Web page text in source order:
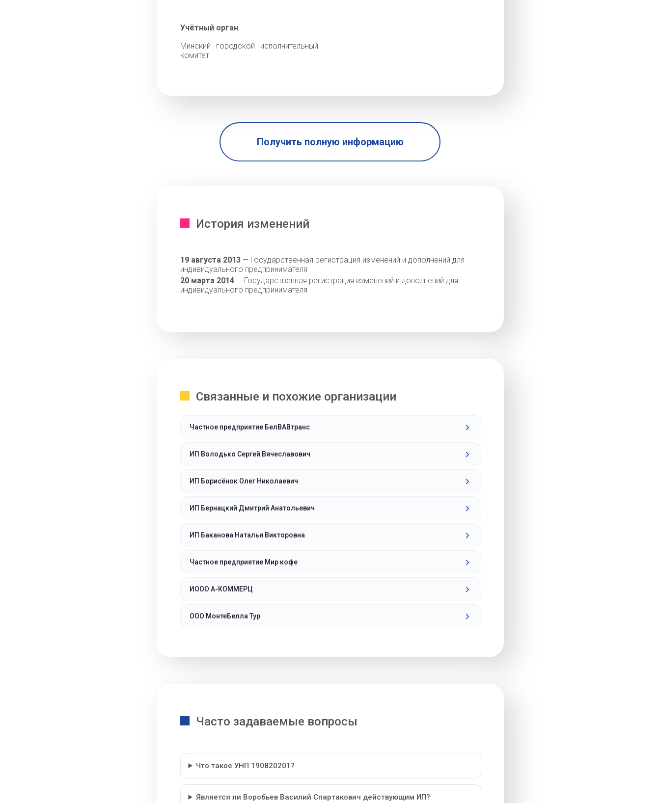
Учётный орган
Минский городской исполнительный
комитет
Получить полную информацию
История изменений
19 августа 2013— Государственная регистрация изменений и дополнений для
индивидуального предпринимателя
20 марта 2014— Государственная регистрация изменений и дополнений для
индивидуального предпринимателя
Связанные и похожие организации
Частное предприятие БелВАВтранс
ИП Володько Сергей Вячеславович
ИП Борисёнок Олег Николаевич
ИП Бернацкий Дмитрий Анатольевич
ИП Баканова Наталья Викторовна
Частное предприятие Мир кофе
ИООО А-КОММЕРЦ
ООО МонтеБелла Тур
Часто задаваемые вопросы
Что такое УНП 190820201?
Является ли Воробьев Василий Спартакович действующим ИП?